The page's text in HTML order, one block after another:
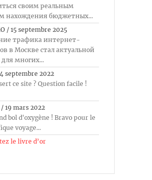
своим реальным
нахождения бюджетных...
/ 15 septembre 2025
трафика интернет-
в Москве стал актуальной
многих...
septembre 2022
ce site ? Question facile !
/ 19 mars 2022
bol d'oxygène ! Bravo pour le
voyage...
le livre d’or